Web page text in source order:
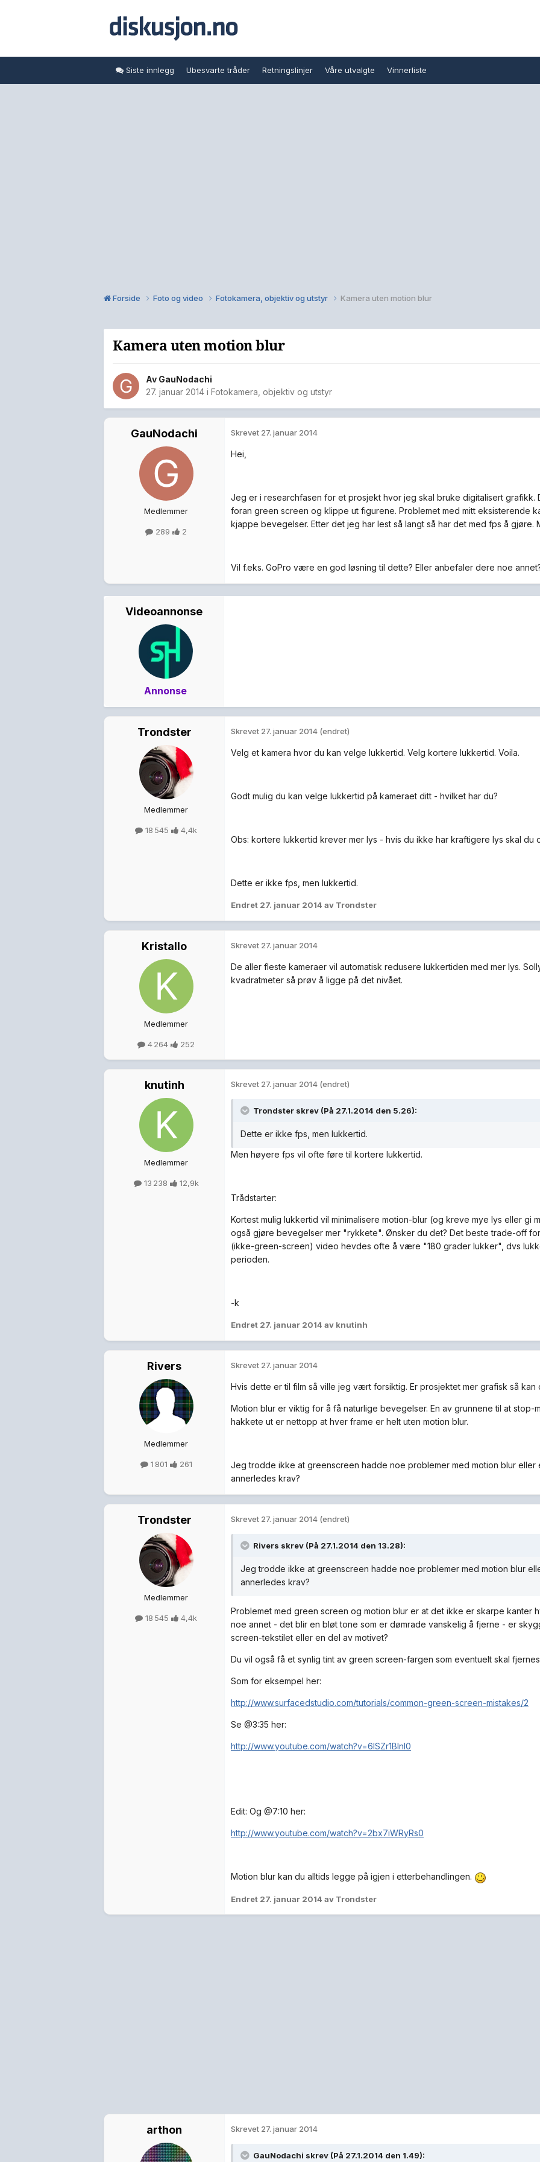
Siste innlegg Ubesvarte tråder Retningslinjer Våre utvalgte Vinnerliste
Forside Foto og video Fotokamera, objektiv og utstyr Kamera uten motion blur
Kamera uten motion blur
Av GauNodachi
27. januar 2014 i Fotokamera, objektiv og utstyr
GauNodachi
Medlemmer
289 2
Skrevet 27. januar 2014
Hei,
Jeg er i researchfasen for et prosjekt hvor jeg skal bruke digitalisert grafikk.
foran green screen og klippe ut figurene. Problemet med mitt eksisterende
kjappe bevegelser. Etter det jeg har lest så langt så har det med fps å gjøre.
Vil f.eks. GoPro være en god løsning til dette? Eller anbefaler dere noe
Videoannonse
Annonse
Trondster
Medlemmer
18 545 4,4k
Skrevet 27. januar 2014 (endret)
Velg et kamera hvor du kan velge lukkertid. Velg kortere lukkertid. Voila.
Godt mulig du kan velge lukkertid på kameraet ditt - hvilket har du?
Obs: kortere lukkertid krever mer lys - hvis du ikke har kraftigere lys skal du
Dette er ikke fps, men lukkertid.
Endret 27. januar 2014 av Trondster
Kristallo
Medlemmer
4 264 252
Skrevet 27. januar 2014
De aller fleste kameraer vil automatisk redusere lukkertiden med mer lys.
kvadratmeter så prøv å ligge på det nivået.
knutinh
Medlemmer
13 238 12,9k
Skrevet 27. januar 2014 (endret)
Trondster skrev (På 27.1.2014 den 5.26):
Dette er ikke fps, men lukkertid.
Men høyere fps vil ofte føre til kortere lukkertid.
Trådstarter:
Kortest mulig lukkertid vil minimalisere motion-blur (og kreve mye lys eller gi
også gjøre bevegelser mer "rykkete". Ønsker du det? Det beste trade-off
(ikke-green-screen) video hevdes ofte å være "180 grader lukker", dvs
perioden.
-k
Endret 27. januar 2014 av knutinh
Rivers
Medlemmer
1 801 261
Skrevet 27. januar 2014
Hvis dette er til film så ville jeg vært forsiktig. Er prosjektet mer grafisk så kan
Motion blur er viktig for å få naturlige bevegelser. En av grunnene til at stop-
hakkete ut er nettopp at hver frame er helt uten motion blur.
Jeg trodde ikke at greenscreen hadde noe problemer med motion blur eller
annerledes krav?
Trondster
Medlemmer
18 545 4,4k
Skrevet 27. januar 2014 (endret)
Rivers skrev (På 27.1.2014 den 13.28):
Jeg trodde ikke at greenscreen hadde noe problemer med motion blur
annerledes krav?
Problemet med green screen og motion blur er at det ikke er skarpe kanter
noe annet - det blir en bløt tone som er dømrade vanskelig å fjerne - er
screen-tekstilet eller en del av motivet?
Du vil også få et synlig tint av green screen-fargen som eventuelt skal
Som for eksempel her:
http://www.surfacedstudio.com/tutorials/common-green-screen-mistakes/2
Se @3:35 her:
http://www.youtube.com/watch?v=6lSZr1BInl0
Edit: Og @7:10 her:
http://www.youtube.com/watch?v=2bx7iWRyRs0
Motion blur kan du alltids legge på igjen i etterbehandlingen.
Endret 27. januar 2014 av Trondster
arthon Skrevet 27. januar 2014
GauNodachi skrev (På 27.1.2014 den 1.49):